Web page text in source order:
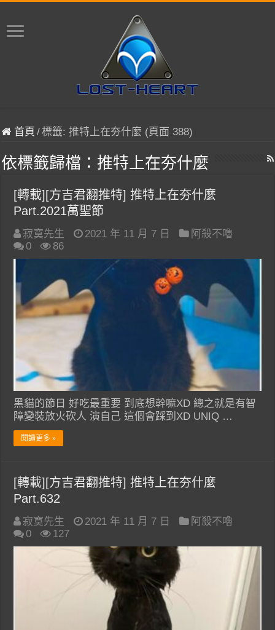
首頁 /標籤:推特上在夯什麼 (頁面 388)
依標籤歸檔： 推特上在夯什麼
[轉載][方吉君翻推特] 推特上在夯什麼
Part.2021萬聖節
寂寞先生 2021 年 11 月 7 日
阿殺不嚕
0
86
黑貓的節日 好吃最重要 到底想幹嘛XD 總之就是有智
障變裝放火砍人 演自己 這個會踩到XD UNIQ …
閱讀更多 »
[轉載][方吉君翻推特] 推特上在夯什麼
Part.632
寂寞先生 2021 年 11 月 7 日
阿殺不嚕
0
127